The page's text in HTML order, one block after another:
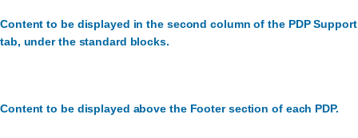
Content to be displayed in the second column of the PDP Support
tab, under the standard blocks.
Content to be displayed above the Footer section of each PDP.